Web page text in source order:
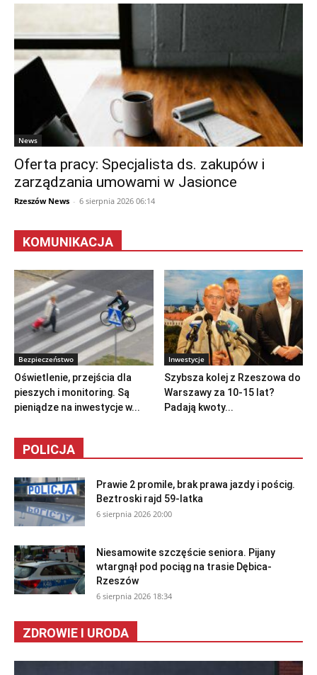
News
Oferta pracy: Specjalista ds. zakupów i
zarządzania umowami w Jasionce
Rzeszów News - 6 sierpnia 2026 06:14
KOMUNIKACJA
Bezpieczeństwo
Oświetlenie, przejścia dla
pieszych i monitoring. Są
pieniądze na inwestycje w...
Inwestycje
Szybsza kolej z Rzeszowa do
Warszawy za 10-15 lat?
Padają kwoty...
POLICJA
Prawie 2 promile, brak prawa jazdy i pościg.
Beztroski rajd 59-latka
6 sierpnia 2026 20:00
Niesamowite szczęście seniora. Pijany
wtargnął pod pociąg na trasie Dębica-
Rzeszów
6 sierpnia 2026 18:34
ZDROWIE I URODA